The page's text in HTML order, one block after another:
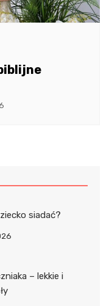
siadać?
– lekkie i